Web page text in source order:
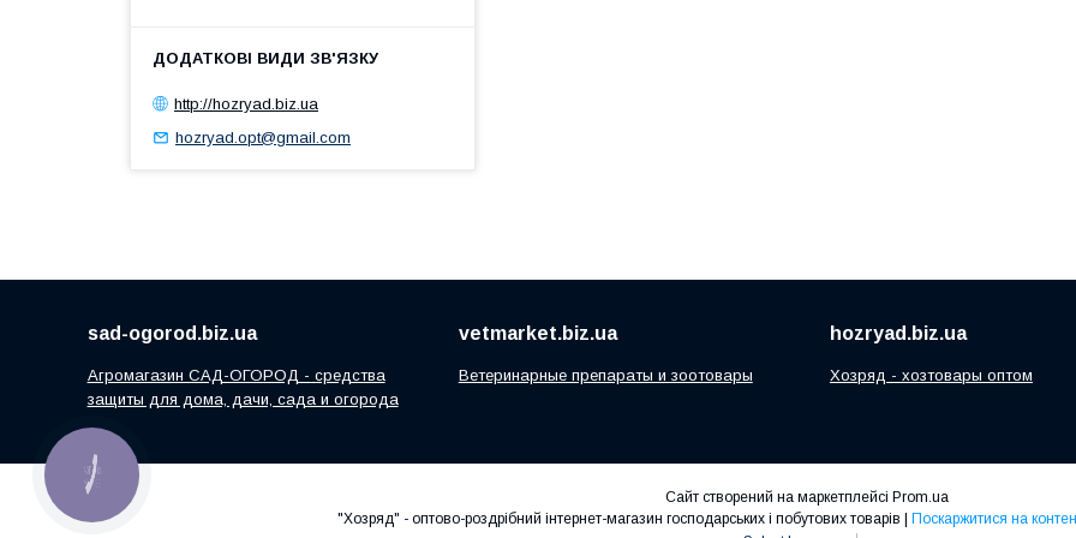
http://hozryad.biz.ua
hozryad.opt@gmail.com
sad-ogorod.biz.ua
Агромагазин САД-ОГОРОД - средства
защиты для дома, дачи, сада и огорода
vetmarket.biz.ua
Ветеринарные препараты и зоотовары
hozryad.biz.ua
Хозряд - хозтовары оптом
Сайт створений на маркетплейсі Prom.ua
"Хозряд" - оптово-роздрібний інтернет-магазин господарських і побутових товарів | Поскаржитися на
КНОПКА
ЗВ'ЯЗКУ